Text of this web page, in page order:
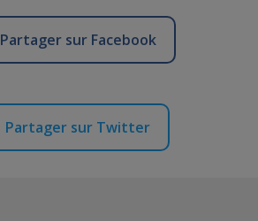
Partager sur Facebook
Partager sur Twitter